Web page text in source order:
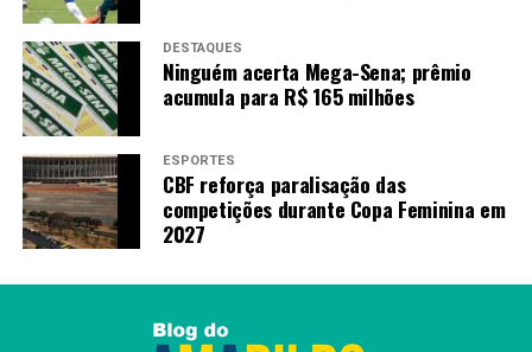
DESTAQUES
Ninguém acerta Mega-Sena; prêmio
acumula para R$ 165 milhões
ESPORTES
CBF reforça paralisação das
competições durante Copa Feminina em
2027